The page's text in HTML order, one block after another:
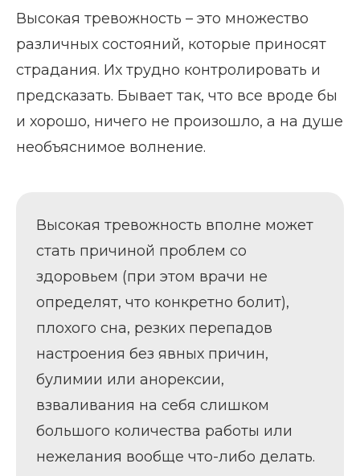
Высокая тревожность – это множество
различных состояний, которые приносят
страдания. Их трудно контролировать и
предсказать. Бывает так, что все вроде бы
и хорошо, ничего не произошло, а на душе
необъяснимое волнение.
Высокая тревожность вполне может
стать причиной проблем со
здоровьем (при этом врачи не
определят, что конкретно болит),
плохого сна, резких перепадов
настроения без явных причин,
булимии или анорексии,
взваливания на себя слишком
большого количества работы или
нежелания вообще что-либо делать.